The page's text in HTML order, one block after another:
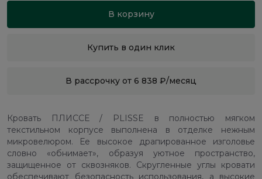
В корзину
Купить в один клик
В рассрочку от 6 838 ₽/месяц
Кровать ПЛИССЕ / PLISSE в полностью мягком
текстильном корпусе выполнена в отделке нежным
микровелюром. Ее высокое драпированное изголовье
словно «обнимает», образуя уютное пространство,
защищенное от сквозняков. Скругленные углы кровати